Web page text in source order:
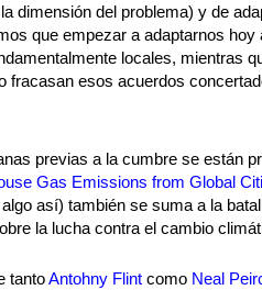
dimensión del problema) y de
que empezar a adaptarnos
locales, mientras
fracasan esos acuerdos
previas a la cumbre se están
Gas Emissions from Global
así) también se suma a la
la lucha contra el cambio
tantoAntohny Flintcomo Neal